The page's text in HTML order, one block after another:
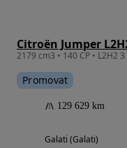
Citroën Jumper
Promovat
129 629 km
Galati (Galati)